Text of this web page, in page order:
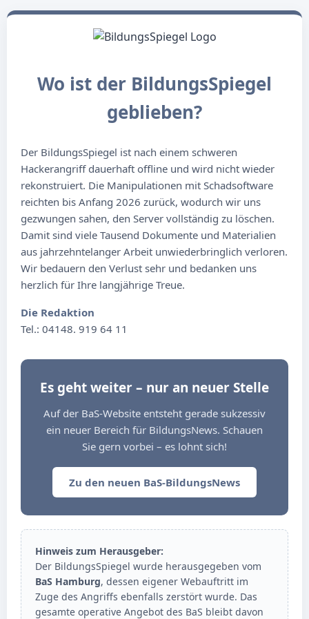
Wo ist der BildungsSpiegel
geblieben?
Der BildungsSpiegel ist nach einem schweren
Hackerangriff dauerhaft offline und wird nicht wieder
rekonstruiert. Die Manipulationen mit Schadsoftware
reichten bis Anfang 2026 zurück, wodurch wir uns
gezwungen sahen, den Server vollständig zu löschen.
Damit sind viele Tausend Dokumente und Materialien
aus jahrzehntelanger Arbeit unwiederbringlich verloren.
Wir bedauern den Verlust sehr und bedanken uns
herzlich für Ihre langjährige Treue.
Die Redaktion
Tel.: 04148. 919 64 11
Es geht weiter – nur an neuer Stelle
Auf der BaS-Website entsteht gerade sukzessiv
ein neuer Bereich für BildungsNews. Schauen
Sie gern vorbei – es lohnt sich!
Zu den neuen BaS-BildungsNews
Hinweis zum Herausgeber:
Der BildungsSpiegel wurde herausgegeben vom
BaS Hamburg, dessen eigener Webauftritt im
Zuge des Angriffs ebenfalls zerstört wurde. Das
gesamte operative Angebot des BaS bleibt davon